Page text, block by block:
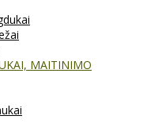
MAITINIMO